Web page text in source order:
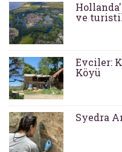
ve
Evciler:
Köyü
Syedra